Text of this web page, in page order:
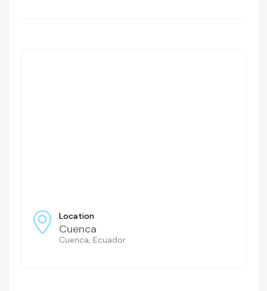
Location
Cuenca
Cuenca, Ecuador